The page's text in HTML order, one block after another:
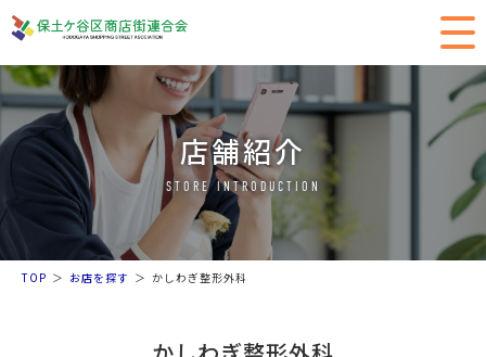
店舗紹介
STORE INTRODUCTION
TOP お店を探す かしわぎ整形外科